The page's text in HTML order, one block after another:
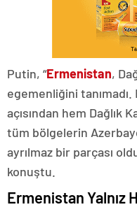
Putin, “Ermenistan,
egemenliğini
açısından hem Dağlık
tüm bölgelerin
ayrılmaz bir parçası
konuştu.
Ermenistan Yalnız